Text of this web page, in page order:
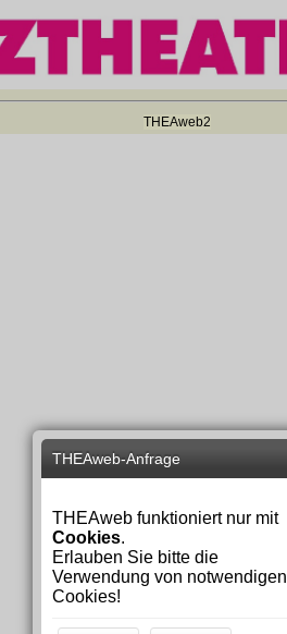
THEAweb2
THEAweb-Anfrage
THEAweb funktioniert nur mit
Cookies.
Erlauben Sie bitte die
Verwendung von notwendigen
Cookies!